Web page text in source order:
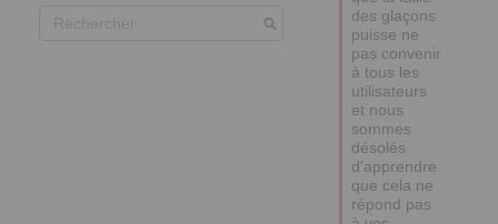
des glaçons
puisse ne
pas convenir
à tous les
utilisateurs
et nous
sommes
désolés
d'apprendre
que cela ne
répond pas